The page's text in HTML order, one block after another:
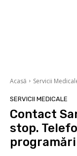
Acasă Servicii
SERVICII MEDICALE
Contact
stop.
programări